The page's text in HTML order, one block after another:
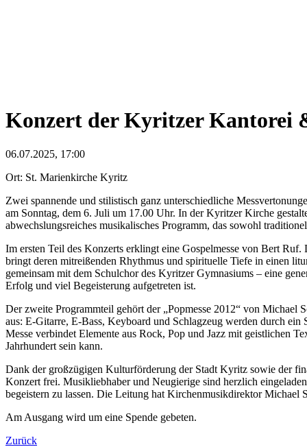
Konzert der Kyritzer Kantorei
06.07.2025, 17:00
Ort: St. Marienkirche Kyritz
Zwei spannende und stilistisch ganz unterschiedliche
am Sonntag, dem 6. Juli um 17.00 Uhr. In der Kyritzer Kirche
abwechslungsreiches musikalisches Programm, das sowohl
Im ersten Teil des Konzerts erklingt eine Gospelmesse von Bert
bringt deren mitreißenden Rhythmus und spirituelle Tiefe in einen
gemeinsam mit dem Schulchor des Kyritzer Gymnasiums – eine
Erfolg und viel Begeisterung aufgetreten ist.
Der zweite Programmteil gehört der „Popmesse 2012“ von Michael
aus: E-Gitarre, E-Bass, Keyboard und Schlagzeug werden durch
Messe verbindet Elemente aus Rock, Pop und Jazz mit geistlichen
Jahrhundert sein kann.
Dank der großzügigen Kulturförderung der Stadt Kyritz sowie der
Konzert frei. Musikliebhaber und Neugierige sind herzlich
begeistern zu lassen. Die Leitung hat Kirchenmusikdirektor Michael
Am Ausgang wird um eine Spende gebeten.
Zurück